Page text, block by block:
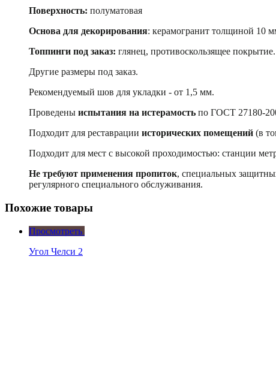
Поверхность: полуматовая
Основа для декорирования: керамогранит толщиной 10
Топпинги под заказ: глянец, противоскользящее покрытие.
Другие размеры под заказ.
Рекомендуемый шов для укладки - от 1,5 мм.
Проведены испытания на истерамость по ГОСТ 27180-
Подходит для реставрации исторических помещений (в
Подходит для мест с высокой проходимостью: станции
Не требуют применения пропиток, специальных
регулярного специального обслуживания.
Похожие товары
Просмотреть
Угол Челси 2